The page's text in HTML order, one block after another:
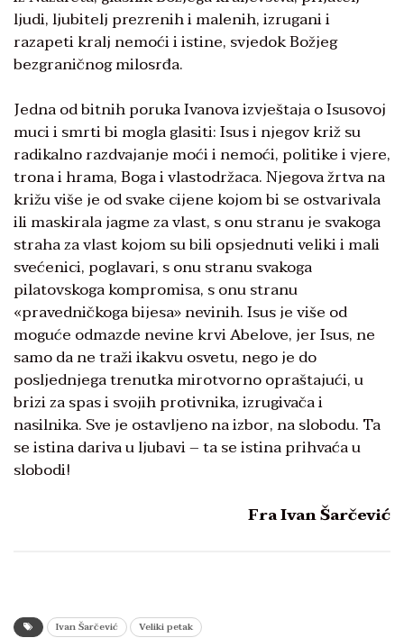
ljudi, ljubitelj prezrenih i malenih, izrugani i
razapeti kralj nemoći i istine, svjedok Božjeg
bezgraničnog milosrđa.
Jedna od bitnih poruka Ivanova izvještaja o Isusovoj
muci i smrti bi mogla glasiti: Isus i njegov križ su
radikalno razdvajanje moći i nemoći, politike i vjere,
trona i hrama, Boga i vlastodržaca. Njegova žrtva na
križu više je od svake cijene kojom bi se ostvarivala
ili maskirala jagme za vlast, s onu stranu je svakoga
straha za vlast kojom su bili opsjednuti veliki i mali
svećenici, poglavari, s onu stranu svakoga
pilatovskoga kompromisa, s onu stranu
«pravedničkoga bijesa» nevinih. Isus je više od
moguće odmazde nevine krvi Abelove, jer Isus, ne
samo da ne traži ikakvu osvetu, nego je do
posljednjega trenutka mirotvorno opraštajući, u
brizi za spas i svojih protivnika, izrugivača i
nasilnika. Sve je ostavljeno na izbor, na slobodu. Ta
se istina dariva u ljubavi – ta se istina prihvaća u
slobodi!
Fra Ivan Šarčević
Ivan Šarčević Veliki petak